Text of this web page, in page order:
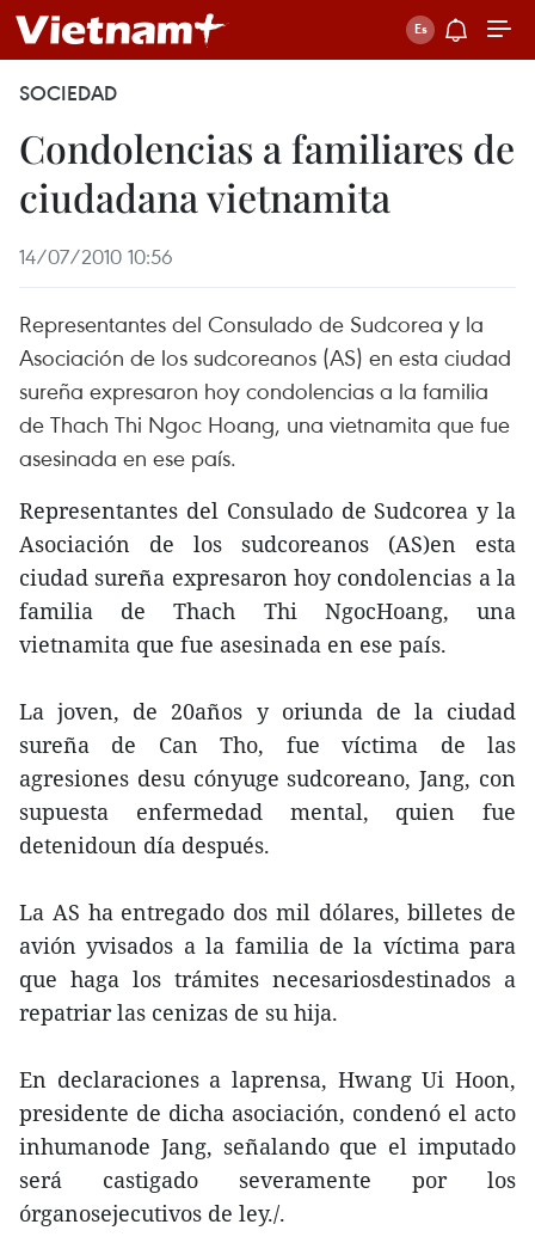
SOCIEDAD
Condolencias a familiares de
ciudadana vietnamita
14/07/2010 10:56
Representantes del Consulado de Sudcorea y la
Asociación de los sudcoreanos (AS) en esta ciudad
sureña expresaron hoy condolencias a la familia
de Thach Thi Ngoc Hoang, una vietnamita que fue
asesinada en ese país.
Representantes del Consulado de Sudcorea y la
Asociación de los sudcoreanos (AS)en esta
ciudad sureña expresaron hoy condolencias a la
familia de Thach Thi NgocHoang, una
vietnamita que fue asesinada en ese país.
La joven, de 20años y oriunda de la ciudad
sureña de Can Tho, fue víctima de las
agresiones desu cónyuge sudcoreano, Jang, con
supuesta enfermedad mental, quien fue
detenidoun día después.
La AS ha entregado dos mil dólares, billetes de
avión yvisados a la familia de la víctima para
que haga los trámites necesariosdestinados a
repatriar las cenizas de su hija.
En declaraciones a laprensa, Hwang Ui Hoon,
presidente de dicha asociación, condenó el acto
inhumanode Jang, señalando que el imputado
será castigado severamente por los
órganosejecutivos de ley./.